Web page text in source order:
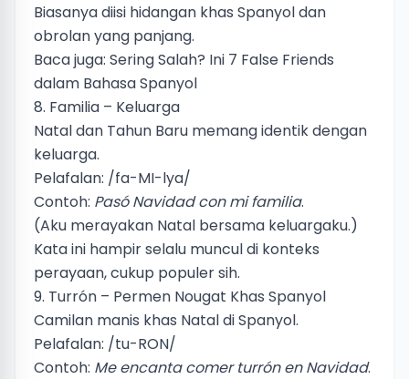
Biasanya diisi hidangan khas Spanyol dan
obrolan yang panjang.
Baca juga: Sering Salah? Ini 7 False Friends
dalam Bahasa Spanyol
8. Familia – Keluarga
Natal dan Tahun Baru memang identik dengan
keluarga.
Pelafalan: /fa-MI-lya/
Contoh: Pasó Navidad con mi familia.
(Aku merayakan Natal bersama keluargaku.)
Kata ini hampir selalu muncul di konteks
perayaan, cukup populer sih.
9. Turrón – Permen Nougat Khas Spanyol
Camilan manis khas Natal di Spanyol.
Pelafalan: /tu-RON/
Contoh: Me encanta comer turrón en Navidad.